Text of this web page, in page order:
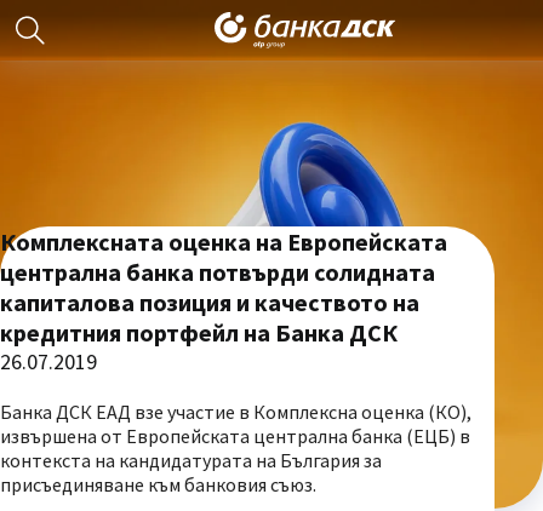
Комплексната оценка на Европейската
централна банка потвърди солидната
капиталова позиция и качеството на
кредитния портфейл на Банка ДСК
26.07.2019
Банка ДСК ЕАД взе участие в Комплексна оценка (КО),
извършена от Европейската централна банка (EЦБ) в
контекста на кандидатурата на България за
присъединяване към банковия съюз.